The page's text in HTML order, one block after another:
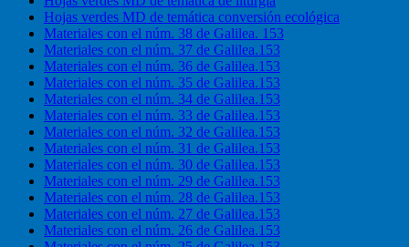
Hojas verdes MD de temática conversión ecológica
Materiales con el núm. 38 de Galilea. 153
Materiales con el núm. 37 de Galilea.153
Materiales con el núm. 36 de Galilea.153
Materiales con el núm. 35 de Galilea.153
Materiales con el núm. 34 de Galilea.153
Materiales con el núm. 33 de Galilea.153
Materiales con el núm. 32 de Galilea.153
Materiales con el núm. 31 de Galilea.153
Materiales con el núm. 30 de Galilea.153
Materiales con el núm. 29 de Galilea.153
Materiales con el núm. 28 de Galilea.153
Materiales con el núm. 27 de Galilea.153
Materiales con el núm. 26 de Galilea.153